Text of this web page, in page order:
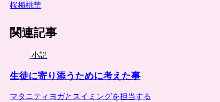
桜梅桃華
関連記事
小説
生徒に寄り添うために考えた事
マタニティヨガとスイミングを担当する